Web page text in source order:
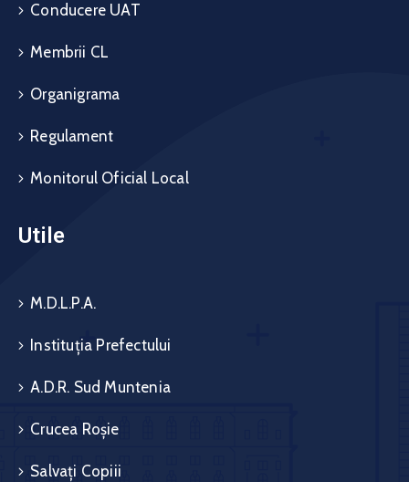
Conducere UAT
Membrii CL
Organigrama
Regulament
Monitorul Oficial Local
Utile
M.D.L.P.A.
Instituția Prefectului
A.D.R. Sud Muntenia
Crucea Roșie
Salvați Copiii